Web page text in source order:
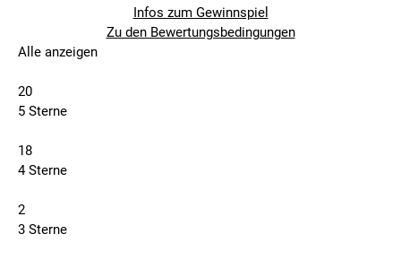
Infos zum Gewinnspiel
Zu den Bewertungsbedingungen
Alle anzeigen
20
5 Sterne
18
4 Sterne
2
3 Sterne